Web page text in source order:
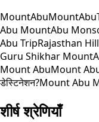
MountAbu
Abu MountAbu
Abu TripRajasthan
Guru Shikhar Mount
Mount AbuMount
डेस्टिनेशन?Mount Abu
शीर्ष श्रेणियाँ